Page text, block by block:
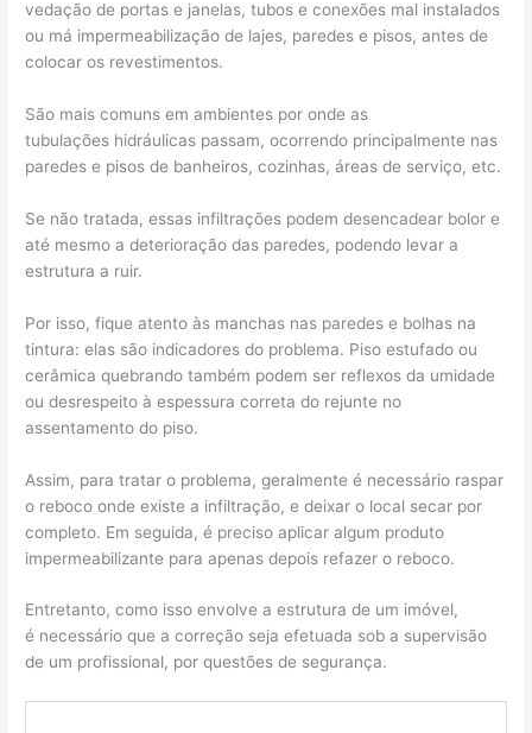
vedação de portas e janelas, tubos e conexões mal instalados
ou má impermeabilização de lajes, paredes e pisos, antes de
colocar os revestimentos.
São mais comuns em ambientes por onde as
tubulações hidráulicas passam, ocorrendo principalmente nas
paredes e pisos de banheiros, cozinhas, áreas de serviço, etc.
Se não tratada, essas infiltrações podem desencadear bolor e
até mesmo a deterioração das paredes, podendo levar a
estrutura a ruir.
Por isso, fique atento às manchas nas paredes e bolhas na
tintura: elas são indicadores do problema. Piso estufado ou
cerâmica quebrando também podem ser reflexos da umidade
ou desrespeito à espessura correta do rejunte no
assentamento do piso.
Assim, para tratar o problema, geralmente é necessário raspar
o reboco onde existe a infiltração, e deixar o local secar por
completo. Em seguida, é preciso aplicar algum produto
impermeabilizante para apenas depois refazer o reboco.
Entretanto, como isso envolve a estrutura de um imóvel,
é necessário que a correção seja efetuada sob a supervisão
de um profissional, por questões de segurança.